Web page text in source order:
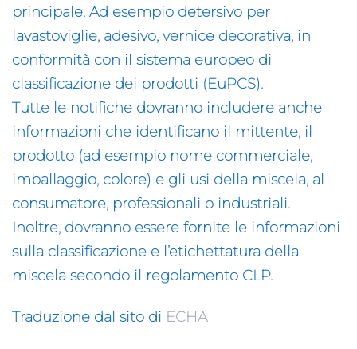
principale. Ad esempio detersivo per
lavastoviglie, adesivo, vernice decorativa, in
conformità con il sistema europeo di
classificazione dei prodotti (EuPCS).
Tutte le notifiche dovranno includere anche
informazioni che identificano il mittente, il
prodotto (ad esempio nome commerciale,
imballaggio, colore) e gli usi della miscela, al
consumatore, professionali o industriali.
Inoltre, dovranno essere fornite le informazioni
sulla classificazione e l’etichettatura della
miscela secondo il regolamento CLP.
Traduzione dal sito di ECHA